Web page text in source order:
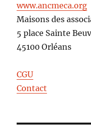
www.ancmeca.org
Maisons des
5 place Sainte
45100 Orléans
CGU
Contact